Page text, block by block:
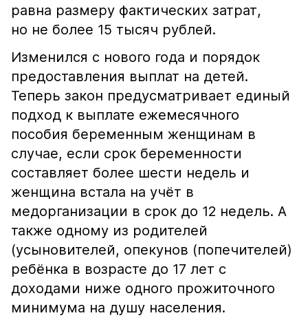
равна размеру фактических затрат,
но не более 15 тысяч рублей.
Изменился с нового года и порядок
предоставления выплат на детей.
Теперь закон предусматривает единый
подход к выплате ежемесячного
пособия беременным женщинам в
случае, если срок беременности
составляет более шести недель и
женщина встала на учёт в
медорганизации в срок до 12 недель. А
также одному из родителей
(усыновителей, опекунов (попечителей)
ребёнка в возрасте до 17 лет с
доходами ниже одного прожиточного
минимума на душу населения.